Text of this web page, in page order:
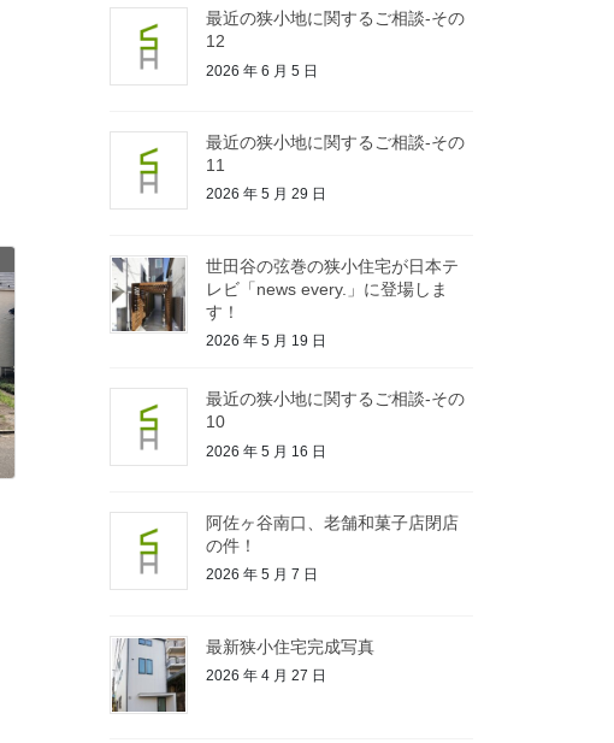
最近の狭小地に関するご相談-その
12
2026 年 6 月 5 日
最近の狭小地に関するご相談-その
11
2026 年 5 月 29 日
世田谷の弦巻の狭小住宅が日本テ
レビ「news every.」に登場しま
す！
2026 年 5 月 19 日
最近の狭小地に関するご相談-その
10
2026 年 5 月 16 日
阿佐ヶ谷南口、老舗和菓子店閉店
の件！
2026 年 5 月 7 日
最新狭小住宅完成写真
2026 年 4 月 27 日